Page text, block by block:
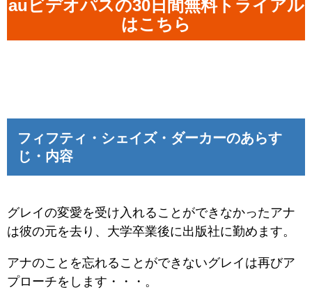
auビデオパスの30日間無料トライアル
はこちら
フィフティ・シェイズ・ダーカーのあらす
じ・内容
グレイの変愛を受け入れることができなかったアナ
は彼の元を去り、大学卒業後に出版社に勤めます。
アナのことを忘れることができないグレイは再びア
プローチをします・・・。